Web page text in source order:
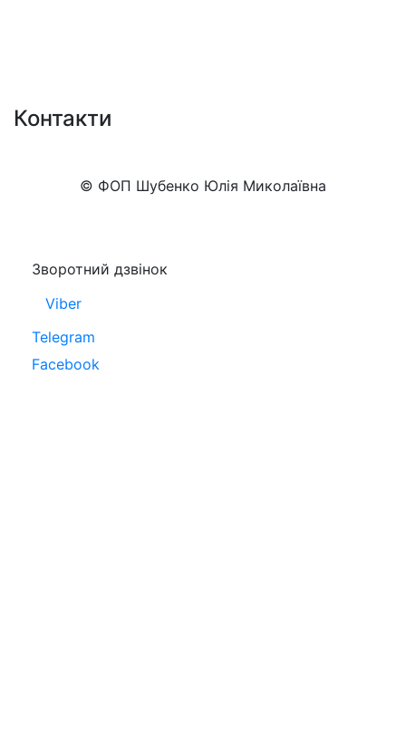
Контакти
© ФОП Шубенко Юлія Миколаївна
Зворотний дзвінок
Viber
Telegram
Facebook